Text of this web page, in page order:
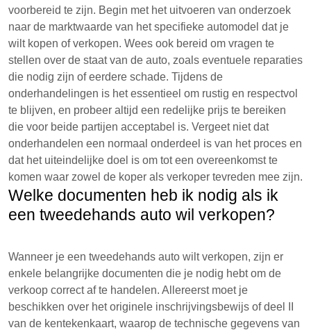
voorbereid te zijn. Begin met het uitvoeren van onderzoek
naar de marktwaarde van het specifieke automodel dat je
wilt kopen of verkopen. Wees ook bereid om vragen te
stellen over de staat van de auto, zoals eventuele reparaties
die nodig zijn of eerdere schade. Tijdens de
onderhandelingen is het essentieel om rustig en respectvol
te blijven, en probeer altijd een redelijke prijs te bereiken
die voor beide partijen acceptabel is. Vergeet niet dat
onderhandelen een normaal onderdeel is van het proces en
dat het uiteindelijke doel is om tot een overeenkomst te
komen waar zowel de koper als verkoper tevreden mee zijn.
Welke documenten heb ik nodig als ik
een tweedehands auto wil verkopen?
Wanneer je een tweedehands auto wilt verkopen, zijn er
enkele belangrijke documenten die je nodig hebt om de
verkoop correct af te handelen. Allereerst moet je
beschikken over het originele inschrijvingsbewijs of deel II
van de kentekenkaart, waarop de technische gegevens van